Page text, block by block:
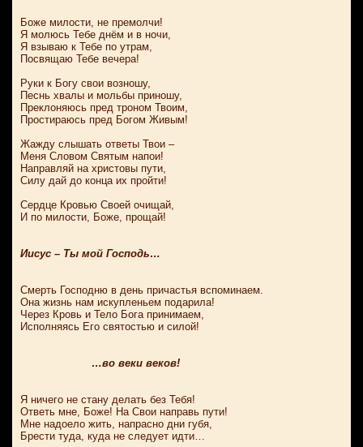
Боже милости, не премолчи!
Я молюсь Тебе днём и в ночи,
Я взываю к Тебе по утрам,
Посвящаю Тебе вечера!
Руки к Богу свои возношу,
Песнь хвалы и мольбы приношу,
Преклоняюсь пред троном Твоим,
Простираюсь пред Богом Живым!
Жажду слышать ответы Твои –
Меня Словом Святым напои!
Направляй на христовы пути,
Силу дай до конца их пройти!
Сердце Кровью Своей очищай,
И по милости, Боже, прощай!
Иисус – Ты мой Господь…
Смерть Господню в день причастья вспоминаем.
Она жизнь нам искупленьем подарила!
Через Кровь и Тело Бога принимаем,
Исполняясь Его святостью и силой!
…во веки веков!
Я ничего не стану делать без Тебя!
Ответь мне, Боже! На Свои направь пути!
Мне надоело жить, напрасно дни губя,
Брести туда, куда не следует идти…